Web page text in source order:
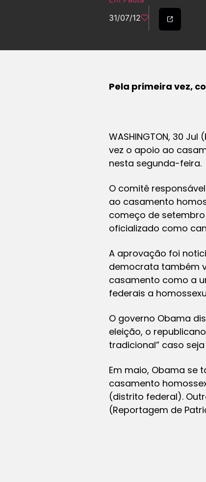
31/07/12
Pela primeira vez,
WASHINGTON, 30
vez o apoio ao
nesta segunda-feira.
O comitê
ao casamento
começo de
oficializado como
A aprovação foi
democrata também
casamento como a
federais a
O governo Obama
eleição, o
tradicional” caso
Em maio, Obama se
casamento
(distrito federal).
(Reportagem de